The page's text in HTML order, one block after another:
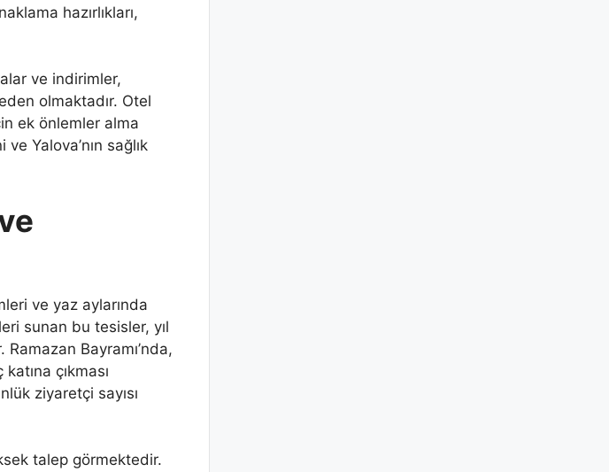
hazırlıkları,
ve indirimler,
olmaktadır. Otel
ek önlemler alma
Yalova’nın sağlık
ve yaz aylarında
sunan bu tesisler, yıl
Bayramı’nda,
çıkması
ziyaretçi sayısı
talep görmektedir.